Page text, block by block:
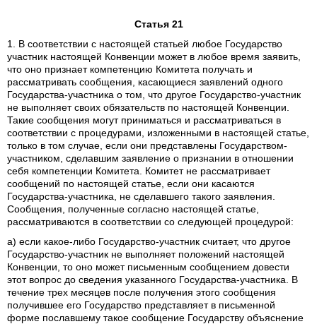
Статья 21
1. В соответствии с настоящей статьей любое Государство
участник настоящей Конвенции может в любое время заявить,
что оно признает компетенцию Комитета получать и
рассматривать сообщения, касающиеся заявлений одного
Государства-участника о том, что другое Государство-участник
не выполняет своих обязательств по настоящей Конвенции.
Такие сообщения могут приниматься и рассматриваться в
соответствии с процедурами, изложенными в настоящей статье,
только в том случае, если они представлены Государством-
участником, сделавшим заявление о признании в отношении
себя компетенции Комитета. Комитет не рассматривает
сообщений по настоящей статье, если они касаются
Государства-участника, не сделавшего такого заявления.
Сообщения, полученные согласно настоящей статье,
рассматриваются в соответствии со следующей процедурой:
а) если какое-либо Государство-участник считает, что другое
Государство-участник не выполняет положений настоящей
Конвенции, то оно может письменным сообщением довести
этот вопрос до сведения указанного Государства-участника. В
течение трех месяцев после получения этого сообщения
получившее его Государство представляет в письменной
форме пославшему такое сообщение Государству объяснение